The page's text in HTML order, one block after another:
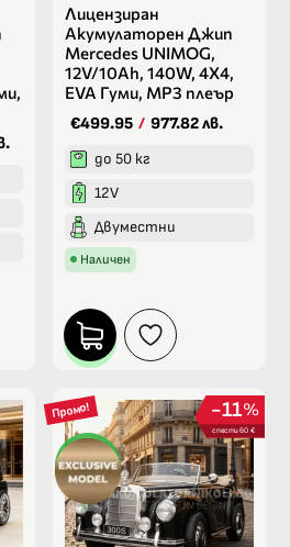
Лицензиран
Акумулаторен Джип
Mercedes UNIMOG,
12V/10Ah, 140W, 4X4,
EVA Гуми, MP3 плеър
€499.95 / 977.82 лв.
до 50 кг
12V
Двуместни
Наличен
Промо! %
11
спести 60 €